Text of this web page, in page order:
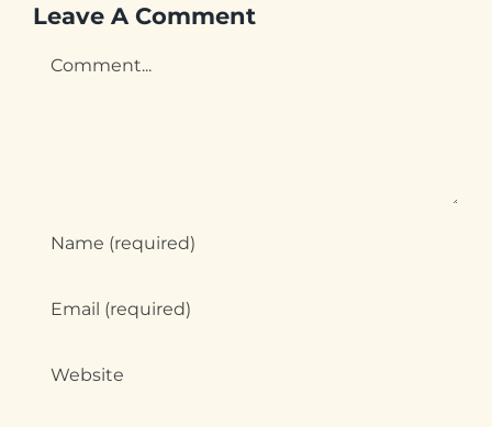
Leave A Comment
Comment